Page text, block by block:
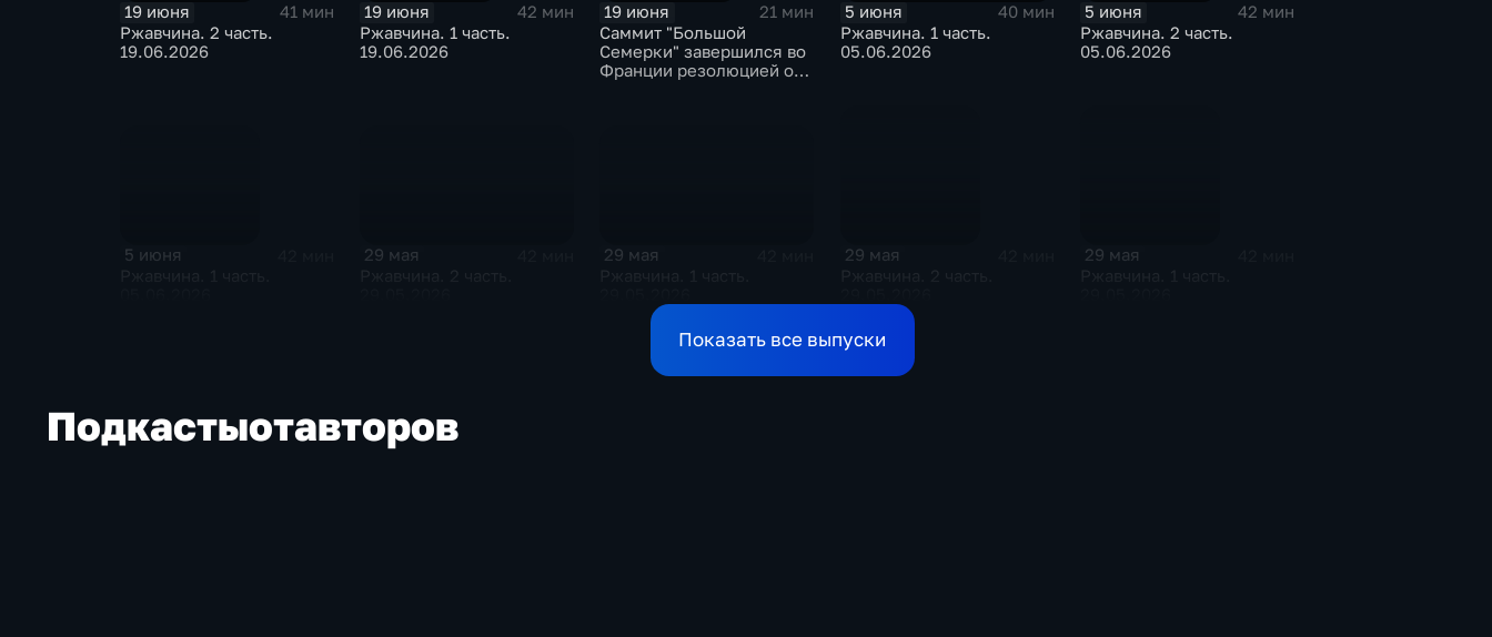
19 июня
41 мин
Ржавчина. 2 часть.
19.06.2026
19 июня
42 мин
Ржавчина. 1 часть.
19.06.2026
19 июня
21 мин
Саммит "Большой
Семерки" завершился во
Франции резолюцией о
5 июня
40 мин
Ржавчина. 1 часть.
05.06.2026
5 июня
42 мин
Ржавчина. 2 часть.
05.06.2026
5 июня 29 мая 29 мая 29 мая 29 мая
Показать все выпуски
Подкастыотавторов